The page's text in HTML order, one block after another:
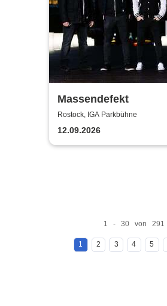
Massendefekt
Rostock, IGA Parkbühne
12.09.2026
1 - 30 von 291
1 2 3 4 5